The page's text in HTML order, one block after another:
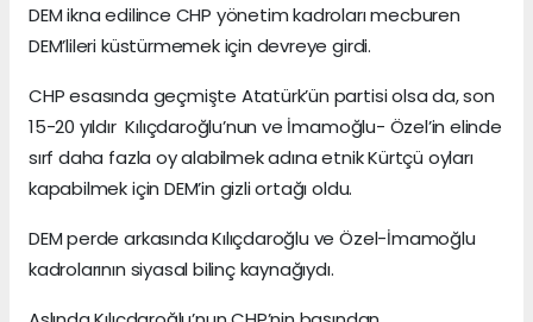
DEM ikna edilince CHP yönetim kadroları mecburen
DEM’lileri küstürmemek için devreye girdi.
CHP esasında geçmişte Atatürk’ün partisi olsa da, son
15-20 yıldır Kılıçdaroğlu’nun ve İmamoğlu- Özel’in elinde
sırf daha fazla oy alabilmek adına etnik Kürtçü oyları
kapabilmek için DEM’in gizli ortağı oldu.
DEM perde arkasında Kılıçdaroğlu ve Özel-İmamoğlu
kadrolarının siyasal bilinç kaynağıydı.